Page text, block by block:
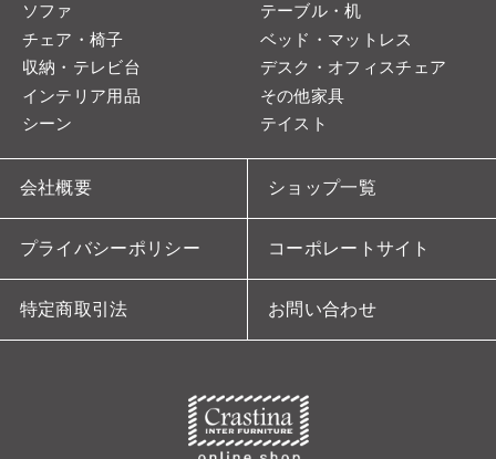
会社概要 ショップ一覧
プライバシーポリシー コーポレートサイト
特定商取引法 お問い合わせ
ソファ
テーブル・机
チェア・椅子
ベッド・マットレス
収納・テレビ台
デスク・オフィスチェア
インテリア用品
その他家具
シーン
テイスト